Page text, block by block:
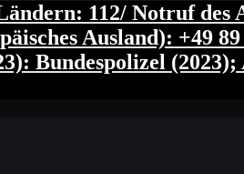
112/ Notruf des
Ausland): +49
Bundespolizel (2023);